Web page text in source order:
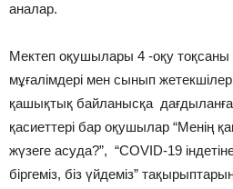
аналар.
Мектеп оқушылары 4 -оқу тоқсаны
мұғалімдері мен сынып
қашықтық байланысқа
қасиеттері бар оқушылар “Менің
жүзеге асуда?”, “COVID-19
біргеміз, біз үйдеміз”